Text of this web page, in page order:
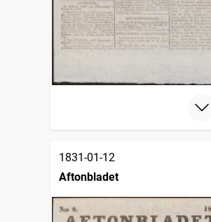
1831-01-12
Aftonbladet